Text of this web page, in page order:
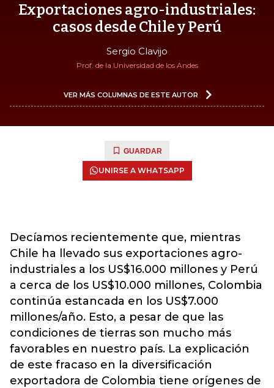
Exportaciones agro-industriales:
casos desde Chile y Perú
Sergio Clavijo
Prof. de la Universidad de los Andes
VER MÁS COLUMNAS DE ESTE AUTOR
GUARDAR
UNIRSE A WHATSAPP
Decíamos recientemente que, mientras
Chile ha llevado sus exportaciones agro-
industriales a los US$16.000 millones y Perú
a cerca de los US$10.000 millones, Colombia
continúa estancada en los US$7.000
millones/año. Esto, a pesar de que las
condiciones de tierras son mucho más
favorables en nuestro país. La explicación
de este fracaso en la diversificación
exportadora de Colombia tiene orígenes de